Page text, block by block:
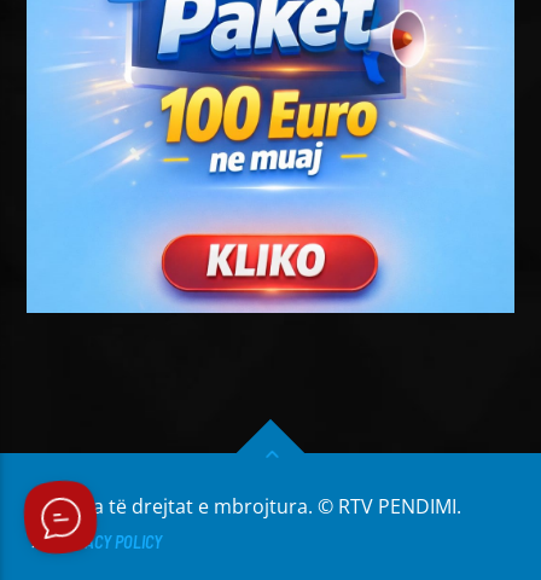
Të gjitha të drejtat e mbrojtura. © RTV PENDIMI.
PRIVACY POLICY